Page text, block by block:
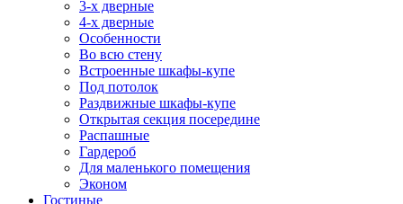
3-х дверные
4-х дверные
Особенности
Во всю стену
Встроенные шкафы-купе
Под потолок
Раздвижные шкафы-купе
Открытая секция посередине
Распашные
Гардероб
Для маленького помещения
Эконом
Гостиные